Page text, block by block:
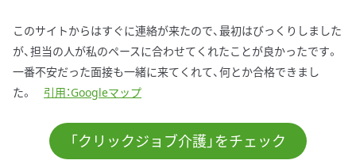
このサイトからはすぐに連絡が来たので、最初はびっくりしました
が、担当の人が私のペースに合わせてくれたことが良かったです。
一番不安だった面接も一緒に来てくれて、何とか合格できまし
た。 引用：Googleマップ
「クリックジョブ介護」をチェック